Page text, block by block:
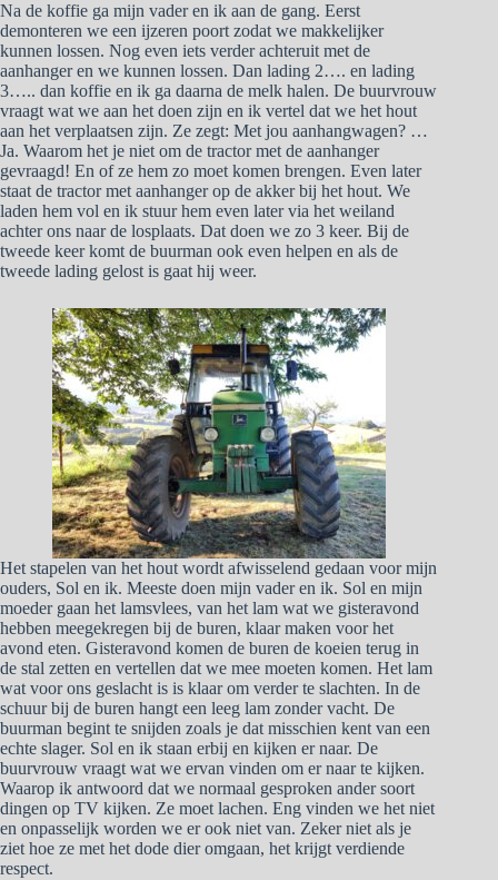
Na de koffie ga mijn vader en ik aan de gang. Eerst
demonteren we een ijzeren poort zodat we makkelijker
kunnen lossen. Nog even iets verder achteruit met de
aanhanger en we kunnen lossen. Dan lading 2…. en lading
3….. dan koffie en ik ga daarna de melk halen. De buurvrouw
vraagt wat we aan het doen zijn en ik vertel dat we het hout
aan het verplaatsen zijn. Ze zegt: Met jou aanhangwagen? …
Ja. Waarom het je niet om de tractor met de aanhanger
gevraagd! En of ze hem zo moet komen brengen. Even later
staat de tractor met aanhanger op de akker bij het hout. We
laden hem vol en ik stuur hem even later via het weiland
achter ons naar de losplaats. Dat doen we zo 3 keer. Bij de
tweede keer komt de buurman ook even helpen en als de
tweede lading gelost is gaat hij weer.
Het stapelen van het hout wordt afwisselend gedaan voor mijn
ouders, Sol en ik. Meeste doen mijn vader en ik. Sol en mijn
moeder gaan het lamsvlees, van het lam wat we gisteravond
hebben meegekregen bij de buren, klaar maken voor het
avond eten. Gisteravond komen de buren de koeien terug in
de stal zetten en vertellen dat we mee moeten komen. Het lam
wat voor ons geslacht is is klaar om verder te slachten. In de
schuur bij de buren hangt een leeg lam zonder vacht. De
buurman begint te snijden zoals je dat misschien kent van een
echte slager. Sol en ik staan erbij en kijken er naar. De
buurvrouw vraagt wat we ervan vinden om er naar te kijken.
Waarop ik antwoord dat we normaal gesproken ander soort
dingen op TV kijken. Ze moet lachen. Eng vinden we het niet
en onpasselijk worden we er ook niet van. Zeker niet als je
ziet hoe ze met het dode dier omgaan, het krijgt verdiende
respect.